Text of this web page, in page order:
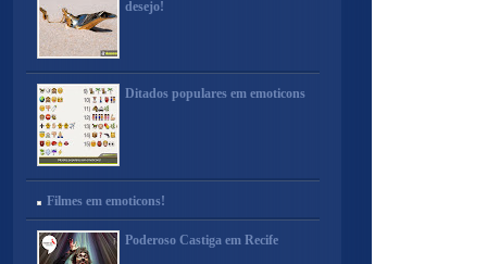
desejo!
Ditados populares em emoticons
Filmes em emoticons!
Poderoso Castiga em Recife